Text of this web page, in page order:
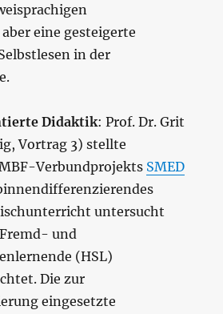
eine gesteigerte
in der
Didaktik: Prof. Dr. Grit
Vortrag 3) stellte
Verbundprojekts SMED
untersucht
und
(HSL)
Die zur
eingesetzte